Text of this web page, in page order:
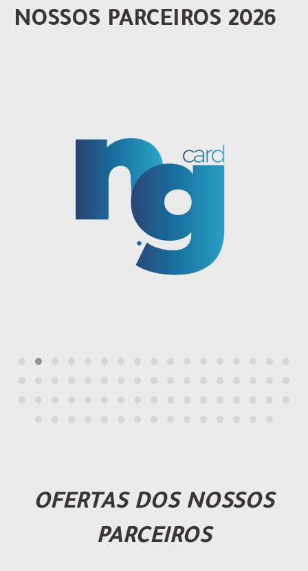
NOSSOS PARCEIROS 2026
OFERTAS DOS NOSSOS
PARCEIROS